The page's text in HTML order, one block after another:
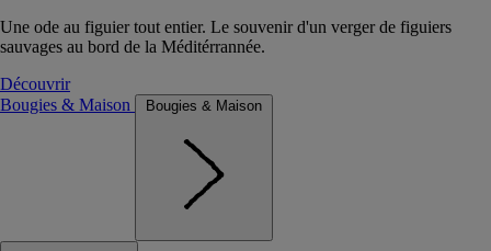
Une ode au figuier tout entier. Le souvenir d'un verger de figuiers
sauvages au bord de la Méditérrannée.
Découvrir
Bougies & Maison
Bougies & Maison